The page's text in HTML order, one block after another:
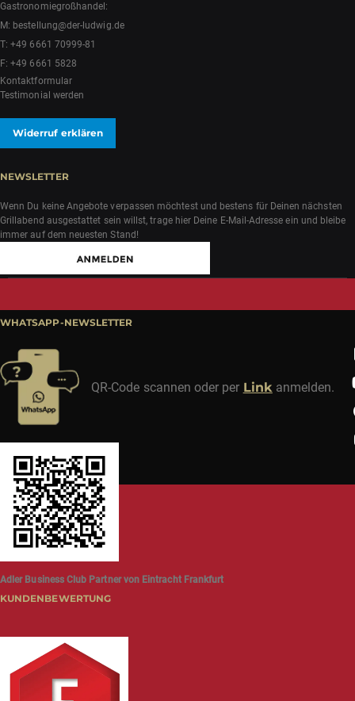
Gastronomiegroßhandel:
M: bestellung@der-ludwig.de
T:+49 6661 70999-81
F: +49 6661 5828
Kontaktformular
Testimonial werden
Widerruf erklären
NEWSLETTER
Wenn Du keine Angebote verpassen möchtest und bestens für Deinen nächsten
Grillabend ausgestattet sein willst, trage hier Deine E-Mail-Adresse ein und bleibe
immer auf dem neuesten Stand!
WHATSAPP-NEWSLETTER
QR-Code scannen oder per Link anmelden.
Adler Business Club Partner von Eintracht Frankfurt
KUNDENBEWERTUNG